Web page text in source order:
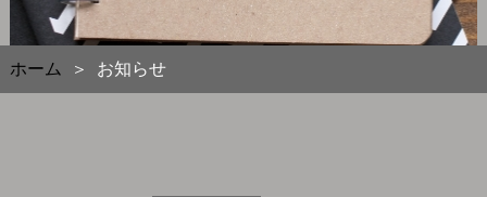
ホーム ＞ お知らせ